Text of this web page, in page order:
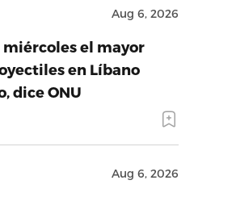
Aug 6, 2026
miércoles el mayor
en Líbano
dice ONU
Aug 6, 2026